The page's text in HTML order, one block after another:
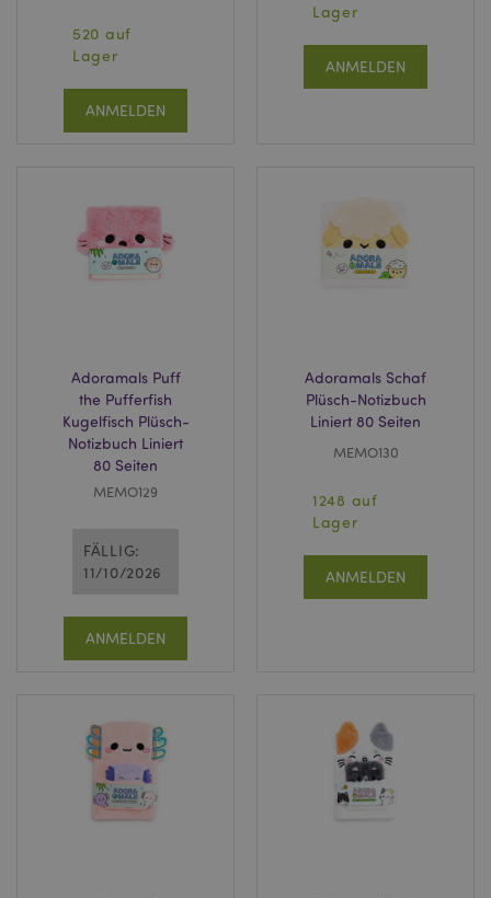
520 auf
Lager
ANMELDEN
Lager
ANMELDEN
Adoramals Puff
the Pufferfish
Kugelfisch Plüsch-
Notizbuch Liniert
80 Seiten
MEMO129
FÄLLIG:
11/10/2026
ANMELDEN
Adoramals Schaf
Plüsch-Notizbuch
Liniert 80 Seiten
MEMO130
1248 auf
Lager
ANMELDEN